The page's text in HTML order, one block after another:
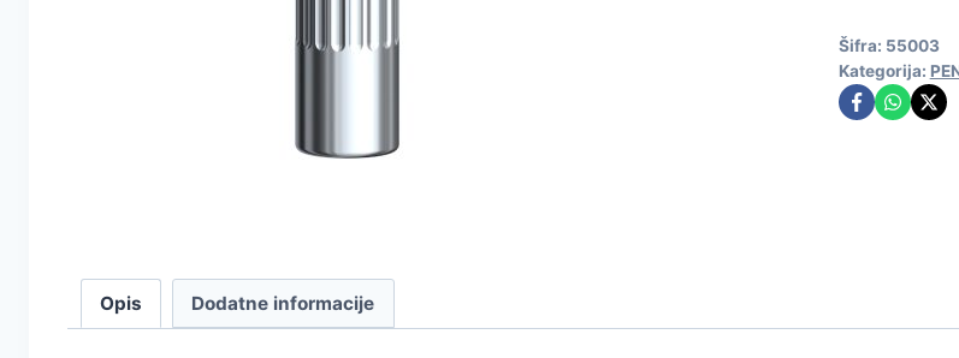
Šifra: 55003
Kategorija:
Opis Dodatne informacije